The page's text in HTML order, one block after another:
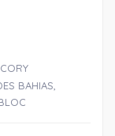
BAHIAS,